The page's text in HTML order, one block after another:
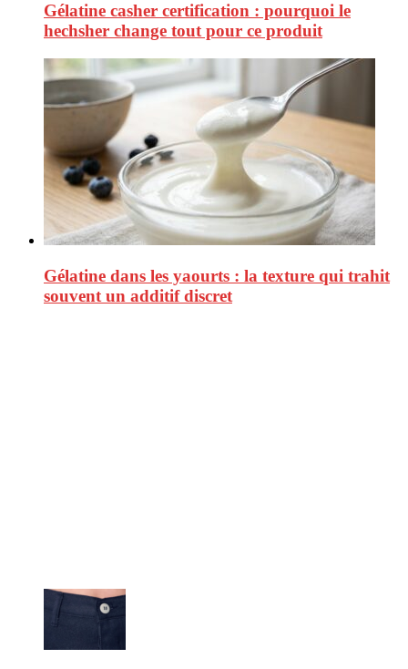
Gélatine casher certification : pourquoi le
hechsher change tout pour ce produit
Gélatine dans les yaourts : la texture qui trahit
souvent un additif discret